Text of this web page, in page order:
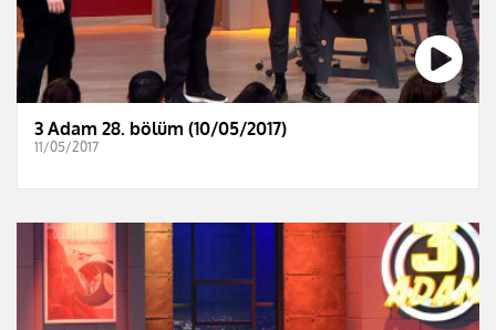
3 Adam 28. bölüm (10/05/2017)
11/05/2017